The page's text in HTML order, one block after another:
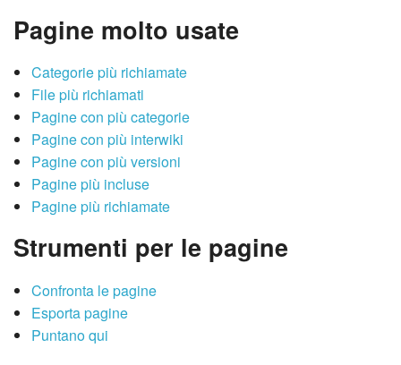
Pagine molto usate
Categorie più richiamate
File più richiamati
Pagine con più categorie
Pagine con più interwiki
Pagine con più versioni
Pagine più incluse
Pagine più richiamate
Strumenti per le pagine
Confronta le pagine
Esporta pagine
Puntano qui